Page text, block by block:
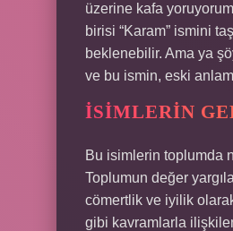
üzerine kafa
birisi “Karam” ismini
beklenebilir. Ama ya
ve bu ismin, eski
İSIMLERIN
Bu isimlerin toplumda
Toplumun değer
cömertlik ve iyilik
gibi kavramlarla